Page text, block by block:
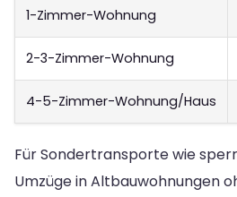
1-Zimmer-Wohnung
2-3-Zimmer-Wohnung
4-5-Zimmer-Wohnung/Haus
Für Sondertransporte wie
Umzüge in Altbauwohnungen